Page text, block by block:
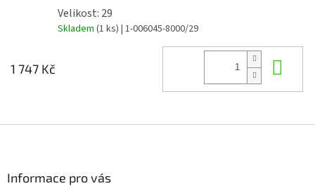
Velikost: 29
Skladem (1 ks) | 1-006045-8000/29
1 747 Kč
Informace pro vás